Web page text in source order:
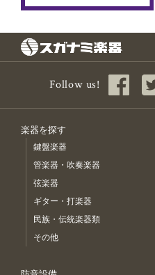
Follow us!
楽器を探す
鍵盤楽器
管楽器・吹奏楽器
弦楽器
ギター・打楽器
民族・伝統楽器類
その他